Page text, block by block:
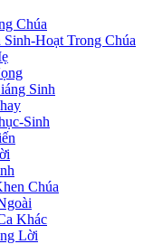
Chúa
Hoạt Trong Chúa
Sinh
Sinh
Chúa
Khác
Lời